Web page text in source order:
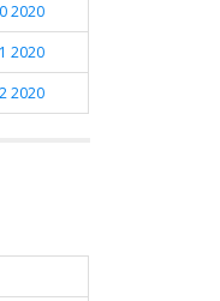
2020
2020
2020